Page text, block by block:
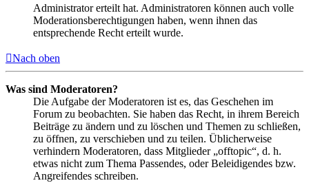
Administrator erteilt hat. Administratoren können auch volle
Moderationsberechtigungen haben, wenn ihnen das
entsprechende Recht erteilt wurde.
Nach oben
Was sind Moderatoren?
Die Aufgabe der Moderatoren ist es, das Geschehen im
Forum zu beobachten. Sie haben das Recht, in ihrem Bereich
Beiträge zu ändern und zu löschen und Themen zu schließen,
zu öffnen, zu verschieben und zu teilen. Üblicherweise
verhindern Moderatoren, dass Mitglieder „offtopic“, d. h.
etwas nicht zum Thema Passendes, oder Beleidigendes bzw.
Angreifendes schreiben.